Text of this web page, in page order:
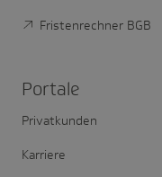
Fristenrechner BGB
Portale
Privatkunden
Karriere